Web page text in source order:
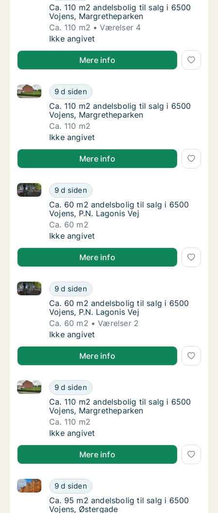
Ca. 110 m2 andelsbolig til salg i 6500
Ca. 110 m2 andelsbolig til salg i 6500
Vojens, Margretheparken
Ca. 110 m2
Værelser 4
Ca. 110 m2 andelsbolig til salg i 6500
Ikke angivet
Mere info
Ca. 110 m2 andelsbolig til salg i 6500
9 d siden
Ca. 110 m2 andelsbolig til salg i 6500 Vojens,
Ca. 110 m2 andelsbolig til salg i 6500
Ca. 110 m2 andelsbolig til salg i 6500
Vojens, Margretheparken
Ca. 110 m2
Ca. 110 m2 andelsbolig til salg i 6500
Ikke angivet
Mere info
Ca. 60 m2 andelsbolig til salg i 6500
9 d siden
Ca. 60 m2 andelsbolig til salg i 6500 Vojens, P.N.
Ca. 60 m2 andelsbolig til salg i 6500
Ca. 60 m2 andelsbolig til salg i 6500
Vojens, P.N. Lagonis Vej
Ca. 60 m2
Ca. 60 m2 andelsbolig til salg i 6500
Ikke angivet
Mere info
Ca. 60 m2 andelsbolig til salg i 6500
9 d siden
Ca. 60 m2 andelsbolig til salg i 6500 Vojens, P.N.
Ca. 60 m2 andelsbolig til salg i 6500
Ca. 60 m2 andelsbolig til salg i 6500
Vojens, P.N. Lagonis Vej
Ca. 60 m2
Værelser 2
Ca. 60 m2 andelsbolig til salg i 6500
Ikke angivet
Mere info
Ca. 110 m2 andelsbolig til salg i 6500
9 d siden
Ca. 110 m2 andelsbolig til salg i 6500 Vojens,
Ca. 110 m2 andelsbolig til salg i 6500
Ca. 110 m2 andelsbolig til salg i 6500
Vojens, Margretheparken
Ca. 110 m2
Ca. 110 m2 andelsbolig til salg i 6500
Ikke angivet
Mere info
Ca. 95 m2 andelsbolig til salg i 6500
9 d siden
Ca. 95 m2 andelsbolig til salg i 6500 Vojens,
Ca. 95 m2 andelsbolig til salg i 6500
Ca. 95 m2 andelsbolig til salg i 6500
Vojens, Østergade